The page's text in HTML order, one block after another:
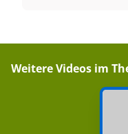
Weitere Videos im